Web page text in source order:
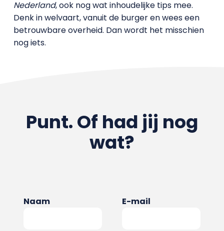
Nederland, ook nog wat inhoudelijke tips mee.
Denk in welvaart, vanuit de burger en wees een
betrouwbare overheid. Dan wordt het misschien
nog iets.
Punt. Of had jij nog
wat?
Naam E-mail